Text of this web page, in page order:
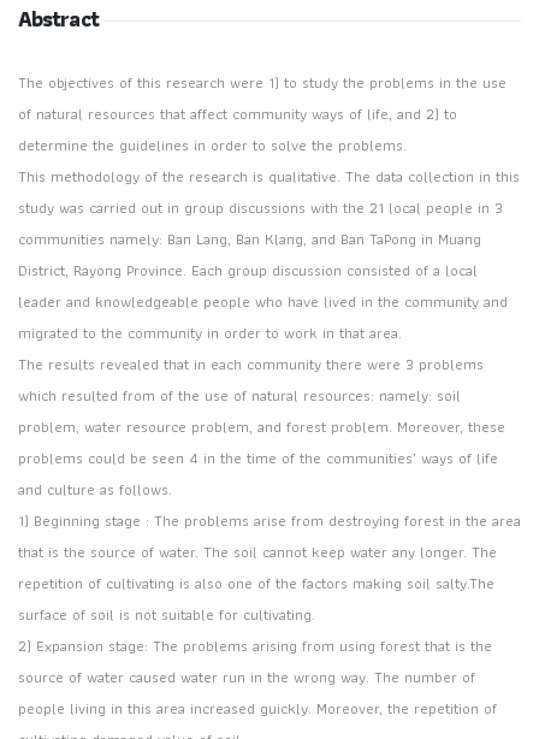
Abstract
The objectives of this research were 1) to study the problems in the use
of natural resources that affect community ways of life, and 2) to
determine the guidelines in order to solve the problems.
This methodology of the research is qualitative. The data collection in this
study was carried out in group discussions with the 21 local people in 3
communities namely: Ban Lang, Ban Klang, and Ban TaPong in Muang
District, Rayong Province. Each group discussion consisted of a local
leader and knowledgeable people who have lived in the community and
migrated to the community in order to work in that area.
The results revealed that in each community there were 3 problems
which resulted from of the use of natural resources: namely: soil
problem, water resource problem, and forest problem. Moreover, these
problems could be seen 4 in the time of the communities’ ways of life
and culture as follows.
1) Beginning stage : The problems arise from destroying forest in the area
that is the source of water. The soil cannot keep water any longer. The
repetition of cultivating is also one of the factors making soil salty.The
surface of soil is not suitable for cultivating.
2) Expansion stage: The problems arising from using forest that is the
source of water caused water run in the wrong way. The number of
people living in this area increased guickly. Moreover, the repetition of